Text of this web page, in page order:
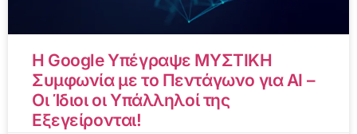
Η Google Υπέγραψε ΜΥΣΤΙΚΗ
Συμφωνία με το Πεντάγωνο για AI –
Οι Ίδιοι οι Υπάλληλοί της
Εξεγείρονται!